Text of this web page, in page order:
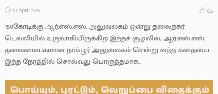
10 April 2025 622
150கோடிக்கு ஆர்.எஸ்.எஸ். அலுவலகம் ஒன்று தலைநகர்
டெல்லியில் உருவாகியிருக்கிற இந்தச் சூழலில், ஆர்.எஸ்.எஸ்.
தலைமையகமான நாக்பூர் அலுவலகம் சென்று வந்த கதையை
இந்த நேரத்தில் சொல்வது பொருத்தமாக...